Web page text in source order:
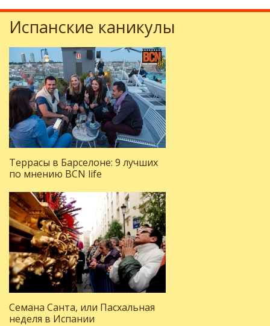
Испанские каникулы
Террасы в Барселоне: 9 лучших
по мнению BCN life
Семана Санта, или Пасхальная
неделя в Испании